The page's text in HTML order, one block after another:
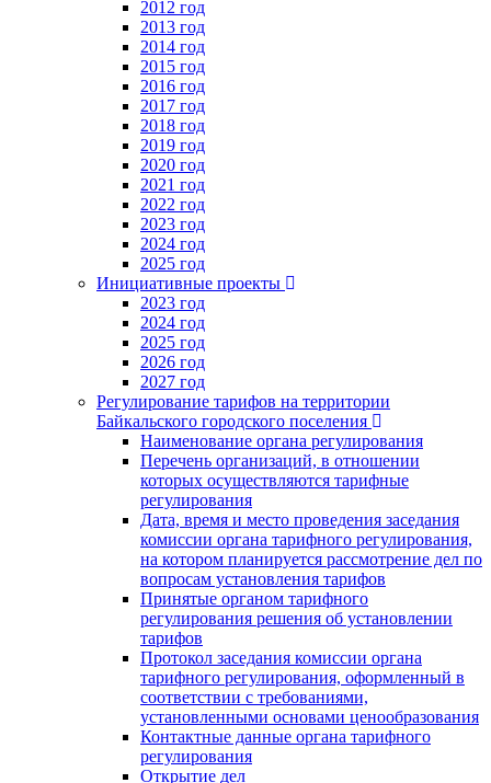
2012 год
2013 год
2014 год
2015 год
2016 год
2017 год
2018 год
2019 год
2020 год
2021 год
2022 год
2023 год
2024 год
2025 год
Инициативные проекты
2023 год
2024 год
2025 год
2026 год
2027 год
Регулирование тарифов на территории
Байкальского городского поселения
Наименование органа регулирования
Перечень организаций, в отношении
которых осуществляются тарифные
регулирования
Дата, время и место проведения заседания
комиссии органа тарифного регулирования,
на котором планируется рассмотрение дел по
вопросам установления тарифов
Принятые органом тарифного
регулирования решения об установлении
тарифов
Протокол заседания комиссии органа
тарифного регулирования, оформленный в
соответствии с требованиями,
установленными основами ценообразования
Контактные данные органа тарифного
регулирования
Открытие дел